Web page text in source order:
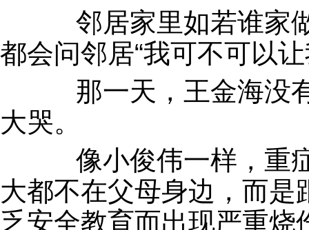
邻居家里如若谁家做
都会问邻居“我可不可以
那一天，王金海没有
大哭。
像小俊伟一样，重症
大都不在父母身边，而
乏安全教育而出现严重烧